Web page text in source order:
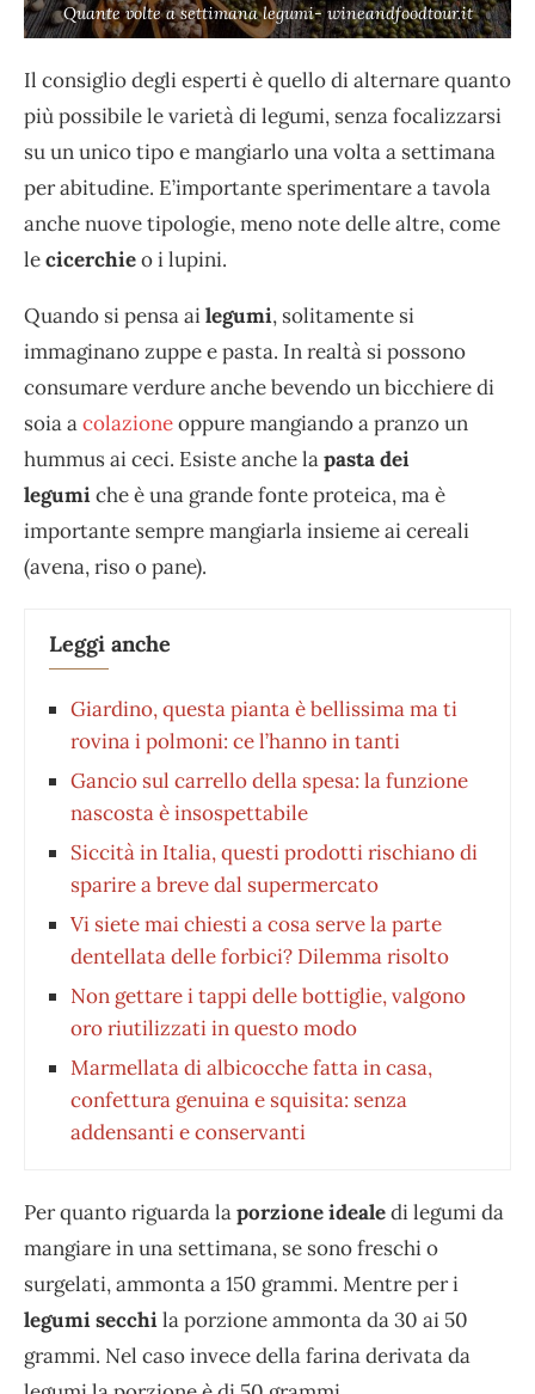
Quante volte a settimana legumi- wineandfoodtour.it
Il consiglio degli esperti è quello di alternare quanto
più possibile le varietà di legumi, senza focalizzarsi
su un unico tipo e mangiarlo una volta a settimana
per abitudine. E’importante sperimentare a tavola
anche nuove tipologie, meno note delle altre, come
lecicerchieo i lupini.
Quando si pensa ailegumi, solitamente si
immaginano zuppe e pasta. In realtà si possono
consumare verdure anche bevendo un bicchiere di
soia acolazioneoppure mangiando a pranzo un
hummus ai ceci. Esiste anche lapasta dei
legumiche è una grande fonte proteica, ma è
importante sempre mangiarla insieme ai cereali
(avena, riso o pane).
Leggi anche
Giardino, questa pianta è bellissima ma ti
rovina i polmoni: ce l’hanno in tanti
Gancio sul carrello della spesa: la funzione
nascosta è insospettabile
Siccità in Italia, questi prodotti rischiano di
sparire a breve dal supermercato
Vi siete mai chiesti a cosa serve la parte
dentellata delle forbici? Dilemma risolto
Non gettare i tappi delle bottiglie, valgono
oro riutilizzati in questo modo
Marmellata di albicocche fatta in casa,
confettura genuina e squisita: senza
addensanti e conservanti
Per quanto riguarda laporzione idealedi legumi da
mangiare in una settimana, se sono freschi o
surgelati, ammonta a 150 grammi. Mentre per i
legumi secchila porzione ammonta da 30 ai 50
grammi. Nel caso invece della farina derivata da